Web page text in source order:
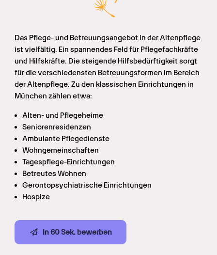
Das Pflege- und Betreuungsangebot in der Altenpflege
ist vielfältig. Ein spannendes Feld für Pflegefachkräfte
und Hilfskräfte. Die steigende Hilfsbedürftigkeit sorgt
für die verschiedensten Betreuungsformen im Bereich
der Altenpflege. Zu den klassischen Einrichtungen in
München zählen etwa:
Alten- und Pflegeheime
Seniorenresidenzen
Ambulante Pflegedienste
Wohngemeinschaften
Tagespflege-Einrichtungen
Betreutes Wohnen
Gerontopsychiatrische Einrichtungen
Hospize
In 60 Sek. bewerben